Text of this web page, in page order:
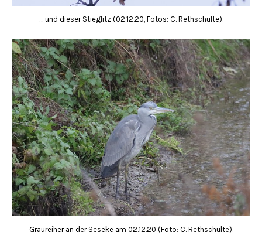
… und dieser Stieglitz (02.12.20, Fotos: C. Rethschulte).
Graureiher an der Seseke am 02.12.20 (Foto: C. Rethschulte).